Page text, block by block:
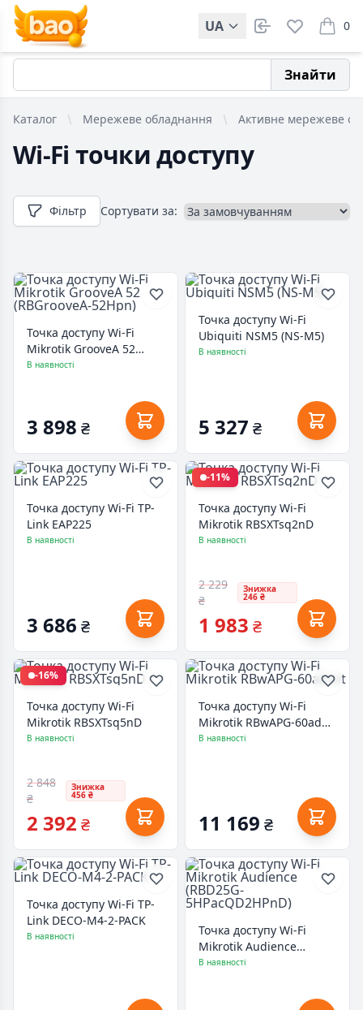
UA 0
items
Знайти
Каталог Мережеве обладнання Активне мережеве
Wi-Fi точки доступу
Фільтр Сортувати за:
Точка доступу Wi-Fi
Mikrotik GrooveA 52
(RBGrooveA-52Hpn)
В наявності
3 898 ₴
Точка доступу Wi-Fi
Ubiquiti NSM5 (NS-M5)
В наявності
5 327 ₴
Точка доступу Wi-Fi TP-
Link EAP225
В наявності
3 686 ₴
-11%
Точка доступу Wi-Fi
Mikrotik RBSXTsq2nD
В наявності
2 229
₴
Знижка
246 ₴
1 983 ₴
-16%
Точка доступу Wi-Fi
Mikrotik RBSXTsq5nD
В наявності
2 848
₴
Знижка
456 ₴
2 392 ₴
Точка доступу Wi-Fi
Mikrotik RBwAPG-60ad
kit
В наявності
11 169 ₴
Точка доступу Wi-Fi TP-
Link DECO-M4-2-PACK
В наявності
Точка доступу Wi-Fi
Mikrotik Audience
(RBD25G-
В наявності